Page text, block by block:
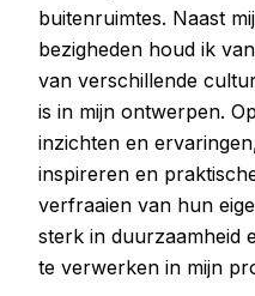
buitenruimtes. Naast
bezigheden houd ik
van verschillende
is in mijn ontwerpen.
inzichten en
inspireren en
verfraaien van hun
sterk in duurzaamheid
te verwerken in mijn